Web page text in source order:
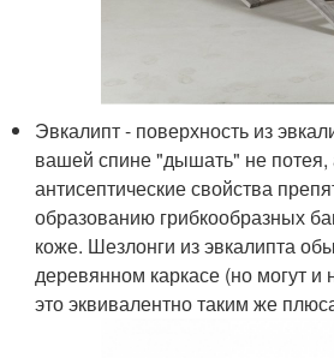
Эвкалипт - поверхность из
вашей спине "дышать" не потея,
антисептические свойства
образованию грибкообразных
коже. Шезлонги из эвкалипта
деревянном каркасе (но могут и
это эквивалентно таким же